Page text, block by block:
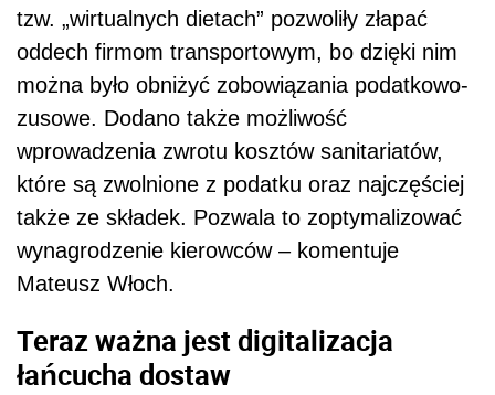
tzw. „wirtualnych dietach” pozwoliły złapać
oddech firmom transportowym, bo dzięki nim
można było obniżyć zobowiązania podatkowo-
zusowe. Dodano także możliwość
wprowadzenia zwrotu kosztów sanitariatów,
które są zwolnione z podatku oraz najczęściej
także ze składek. Pozwala to zoptymalizować
wynagrodzenie kierowców – komentuje
Mateusz Włoch.
Teraz ważna jest digitalizacja
łańcucha dostaw